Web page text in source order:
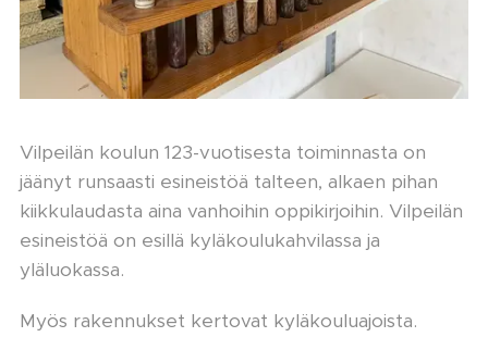
Vilpeilän koulun 123-vuotisesta toiminnasta on
jäänyt runsaasti esineistöä talteen, alkaen pihan
kiikkulaudasta aina vanhoihin oppikirjoihin. Vilpeilän
esineistöä on esillä kyläkoulukahvilassa ja
yläluokassa.
Myös rakennukset kertovat kyläkouluajoista.